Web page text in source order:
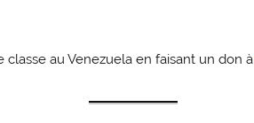
au Venezuela en faisant un don à